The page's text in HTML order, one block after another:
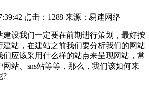
点击：1288 来源：易速网络
设我们一定要在前期进行策划，最好按
建站，在建站之前我们要分析我们的网站
们应该采用什么样的站点来呈现网站，常
网站、sns站等等，那么，我们该如何来
?